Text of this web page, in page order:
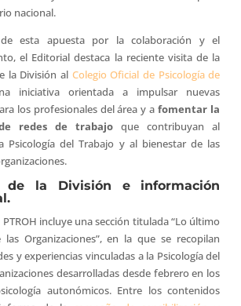
nacional.
esta apuesta por la colaboración y el
el Editorial destaca la reciente visita de la
la División al Colegio Oficial de Psicología de
iniciativa orientada a impulsar nuevas
los profesionales del área y afomentar la
redes de trabajo que contribuyan al
Psicología del Trabajo y al bienestar de las
de la División e información
incluye una sección titulada “Lo último
las Organizaciones”, en la que se recopilan
y experiencias vinculadas a la Psicología del
desarrolladas desde febrero en los
autonómicos. Entre los contenidos